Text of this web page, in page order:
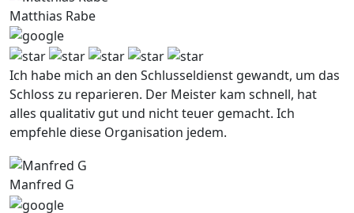
Matthias Rabe
Ich habe mich an den Schlusseldienst gewandt, um das
Schloss zu reparieren. Der Meister kam schnell, hat
alles qualitativ gut und nicht teuer gemacht. Ich
empfehle diese Organisation jedem.
Manfred G